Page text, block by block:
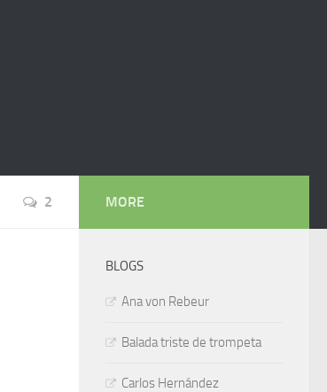
2 MORE
BLOGS
Ana von Rebeur
Balada triste de trompeta
Carlos Hernández